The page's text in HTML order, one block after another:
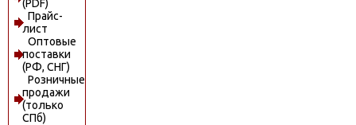
(PDF)
Прайс-
лист
Оптовые
поставки
(РФ, СНГ)
Розничные
продажи
(только
СПб)